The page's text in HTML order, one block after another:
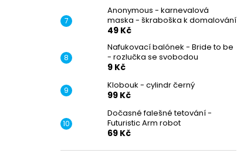
Anonymous - karnevalová
maska - škraboška k domalování
49 Kč
Nafukovací balónek - Bride to be
- rozlučka se svobodou
9 Kč
Klobouk - cylindr černý
99 Kč
Dočasné falešné tetování -
Futuristic Arm robot
69 Kč